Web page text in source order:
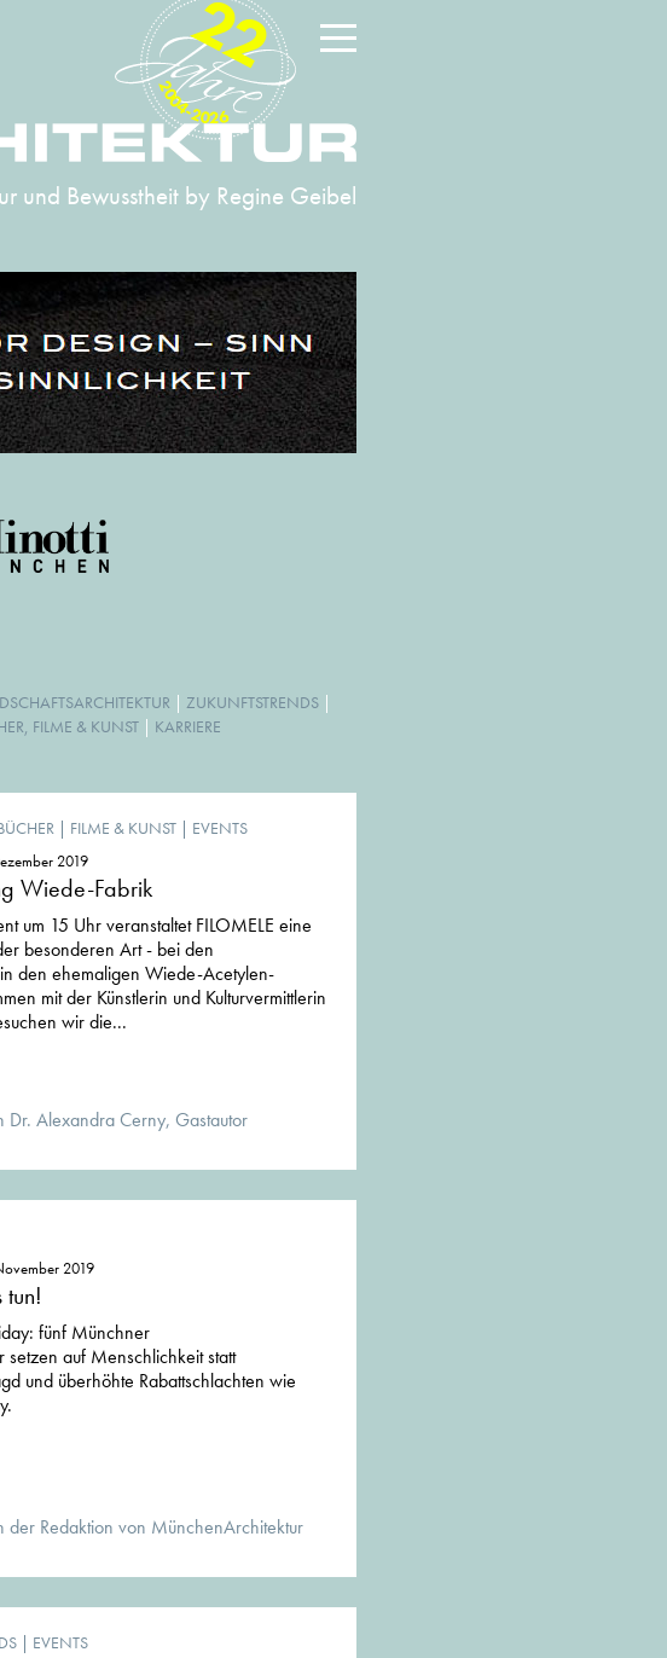
und Bewusstheit by Regine Geibel
2004-2026
22
| ZUKUNFTSTRENDS |
FILME & KUNST| KARRIERE
| FILME & KUNST | EVENTS
2019
Wiede-Fabrik
um 15 Uhr veranstaltet FILOMELE eine
besonderen Art - bei den
den ehemaligen Wiede-Acetylen-
mit der Künstlerin und Kulturvermittlerin
wir die...
Dr. Alexandra Cerny, Gastautor
2019
tun!
fünf Münchner
setzen auf Menschlichkeit statt
und überhöhte Rabattschlachten wie
der Redaktion von MünchenArchitektur
| EVENTS